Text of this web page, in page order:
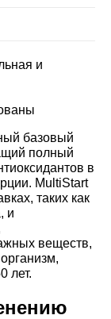
и
базовый
полный
в
MultiStart
таких как
и
веществ,
лет.